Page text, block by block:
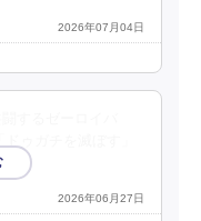
2026年07月04日
2026年06月27日